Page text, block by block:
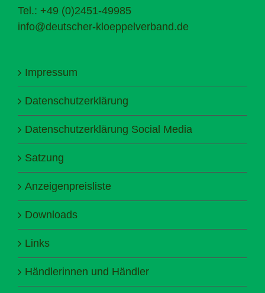
Tel.: +49 (0)2451-49985
info@deutscher-kloeppelverband.de
Impressum
Datenschutzerklärung
Datenschutzerklärung Social Media
Satzung
Anzeigenpreisliste
Downloads
Links
Händlerinnen und Händler